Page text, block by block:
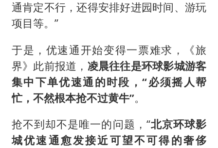
通肯定不行，还得安排好进园时间、游玩
项目等。”
于是，优速通开始变得一票难求，《旅
界》此前报道， 凌晨往往是环球影城游客
集中下单优速通的时段，“必须摇人帮
忙，不然根本抢不过黄牛”。
抢不到却不是唯一的问题，“北京环球影
城优速通愈发接近可望不可得的奢侈